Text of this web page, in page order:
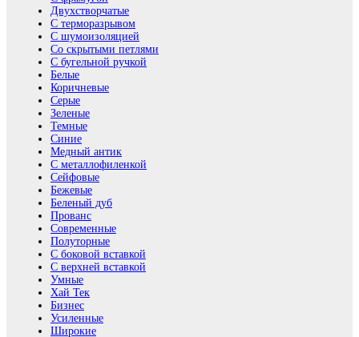
Двухстворчатые
С терморазрывом
С шумоизоляцией
Со скрытыми петлями
С бугельной ручкой
Белые
Коричневые
Серые
Зеленые
Темные
Синие
Медный антик
С металлофиленкой
Сейфовые
Бежевые
Беленый дуб
Прованс
Современные
Полуторные
С боковой вставкой
С верхней вставкой
Умные
Хай Тек
Бизнес
Усиленные
Широкие